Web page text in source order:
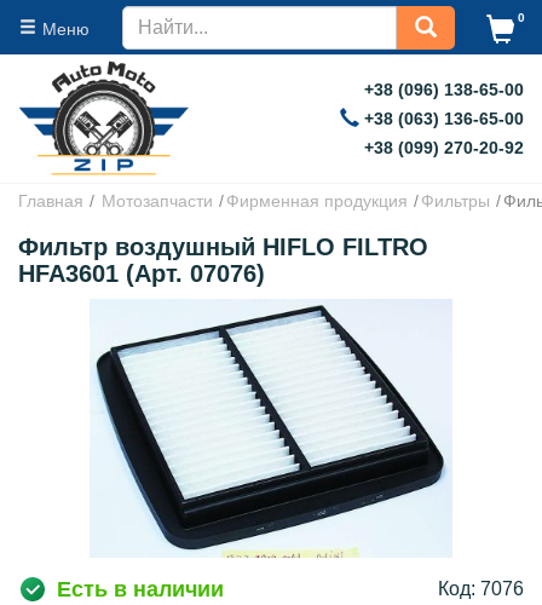
Меню
0
+38 (096) 138-65-00
+38 (063) 136-65-00
+38 (099) 270-20-92
Главная Мотозапчасти Фирменная продукция Фильтры
Фильтр воздушный HIFLO FILTRO
HFA3601 (Арт. 07076)
Есть в наличии Код: 7076